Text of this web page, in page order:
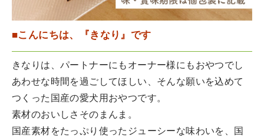
■こんにちは、『きなり』です
きなりは、パートナーにもオーナー様にもおやつでし
あわせな時間を過ごしてほしい、そんな願いを込めて
つくった国産の愛犬用おやつです。
素材のおいしさそのまんま。
国産素材をたっぷり使ったジューシーな味わいを、国